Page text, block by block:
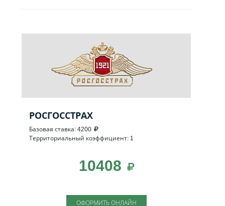
РОСГОССТРАХ
Базовая ставка: 4200
Территориальный коэффициент: 1
10408
ОФОРМИТЬ ОНЛАЙН